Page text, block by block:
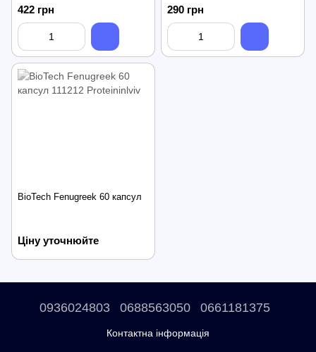
422 грн 290 грн
BioTech Fenugreek 60 капсул
Ціну уточнюйте
0936024803 0688563050 0661181375
Контактна інформація